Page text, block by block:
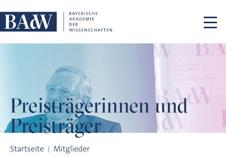
Preisträgerinnen und
Preisträger
Startseite Mitglieder